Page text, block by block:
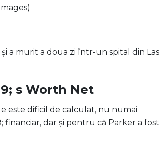
a murit a doua zi într-un spital din Las
s Worth Net
este dificil de calculat, nu numai
financiar, dar și pentru că Parker a fost